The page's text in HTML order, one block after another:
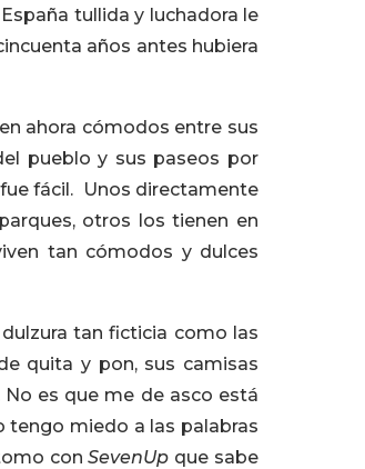
tullida y luchadora le
años antes hubiera
ahora cómodos entre sus
pueblo y sus paseos por
fácil. Unos directamente
otros los tienen en
tan cómodos y dulces
tan ficticia como las
quita y pon, sus camisas
No es que me de asco está
tengo miedo a las palabras
conSevenUp que sabe